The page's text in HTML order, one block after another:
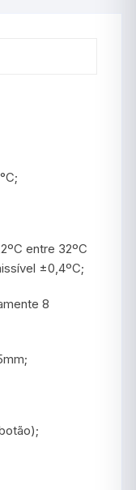
entre 32ºC
±0,4ºC;
8